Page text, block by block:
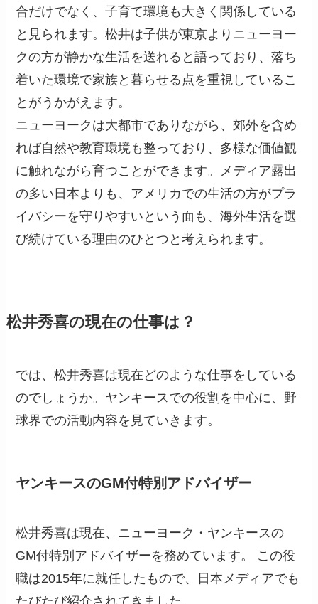
合だけでなく、子育て環境も大きく関係している
と見られます。松井は子供が東京よりニューヨー
クの方が静かな生活を送れると語っており、落ち
着いた環境で家族と暮らせる点を重視しているこ
とがうかがえます。
ニューヨークは大都市でありながら、郊外を含め
れば自然や教育環境も整っており、多様な価値観
に触れながら育つことができます。メディア露出
の多い日本よりも、アメリカでの生活の方がプラ
イバシーを守りやすいという面も、海外生活を選
び続けている理由のひとつと考えられます。
松井秀喜の現在の仕事は？
では、松井秀喜は現在どのような仕事をしている
のでしょうか。ヤンキースでの役割を中心に、野
球界での活動内容を見ていきます。
ヤンキースのGM付特別アドバイザー
松井秀喜は現在、ニューヨーク・ヤンキースの
GM付特別アドバイザーを務めています。 この役
職は2015年に就任したもので、日本メディアでも
たびたび紹介されてきました。